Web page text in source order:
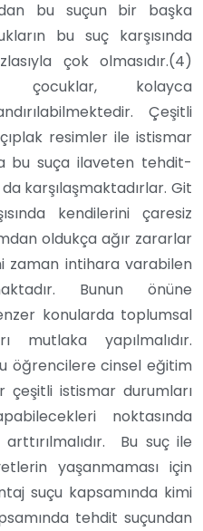
bu suçun bir başka
bu suç karşısında
çok olmasıdır.(4)
çocuklar, kolayca
Çeşitli
resimler ile istismar
bu suça ilaveten tehdit-
karşılaşmaktadırlar. Git
kendilerini çaresiz
oldukça ağır zararlar
intihara varabilen
Bunun önüne
konularda toplumsal
mutlaka yapılmalıdır.
öğrencilere cinsel eğitim
çeşitli istismar durumları
noktasında
Bu suç ile
yaşanmaması için
suçu kapsamında kimi
tehdit suçundan